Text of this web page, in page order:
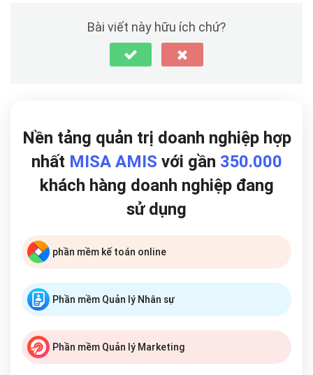
Bài viết này hữu ích chứ?
Nền tảng quản trị doanh nghiệp hợp
nhất MISA AMIS với gần 350.000
khách hàng doanh nghiệp đang
sử dụng
phần mềm kế toán online
Phần mềm Quản lý Nhân sự
Phần mềm Quản lý Marketing